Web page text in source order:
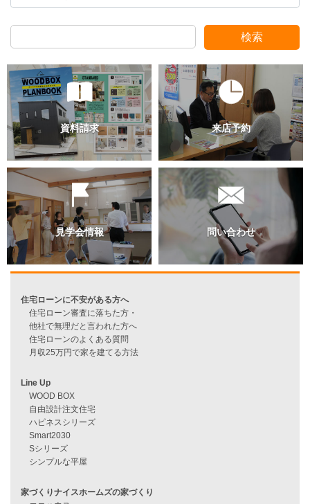
過去のブログ（月別）
検索
資料請求